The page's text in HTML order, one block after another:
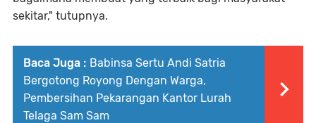
sekitar," tutupnya.
Baca Juga : Babinsa Sertu Andi Satria
Bergotong Royong Dengan Warga,
Pembersihan Pekarangan Kantor Lurah
Telaga Sam Sam